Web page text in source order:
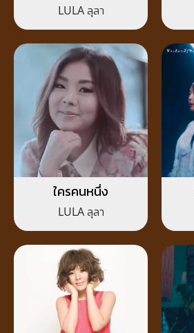
LULA ลุลา
ใครคนหนึ่ง
LULA ลุลา